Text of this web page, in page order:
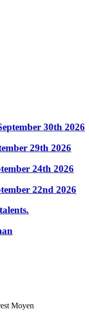
30th 2026
29th 2026
24th 2026
22nd 2026
Moyen